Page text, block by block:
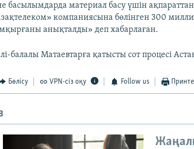
басылымдарда материал басу үшін
компаниясына бөлінген 300
анықталды» деп хабарлаған.
балалы Матаевтарға қатысты сот процесі
Бөлісу VPN-сіз оқу Follow us